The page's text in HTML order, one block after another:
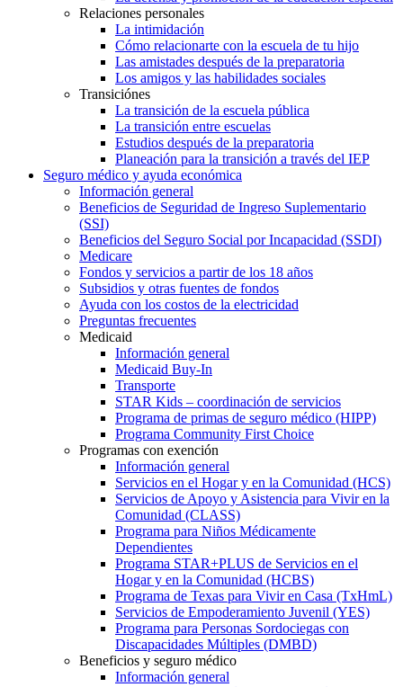
Relaciones personales
La intimidación
Cómo relacionarte con la escuela de tu hijo
Las amistades después de la preparatoria
Los amigos y las habilidades sociales
Transiciónes
La transición de la escuela pública
La transición entre escuelas
Estudios después de la preparatoria
Planeación para la transición a través del IEP
Seguro médico y ayuda económica
Información general
Beneficios de Seguridad de Ingreso Suplementario
(SSI)
Beneficios del Seguro Social por Incapacidad (SSDI)
Medicare
Fondos y servicios a partir de los 18 años
Subsidios y otras fuentes de fondos
Ayuda con los costos de la electricidad
Preguntas frecuentes
Medicaid
Información general
Medicaid Buy-In
Transporte
STAR Kids – coordinación de servicios
Programa de primas de seguro médico (HIPP)
Programa Community First Choice
Programas con exención
Información general
Servicios en el Hogar y en la Comunidad (HCS)
Servicios de Apoyo y Asistencia para Vivir en la
Comunidad (CLASS)
Programa para Niños Médicamente
Dependientes
Programa STAR+PLUS de Servicios en el
Hogar y en la Comunidad (HCBS)
Programa de Texas para Vivir en Casa (TxHmL)
Servicios de Empoderamiento Juvenil (YES)
Programa para Personas Sordociegas con
Discapacidades Múltiples (DMBD)
Beneficios y seguro médico
Información general